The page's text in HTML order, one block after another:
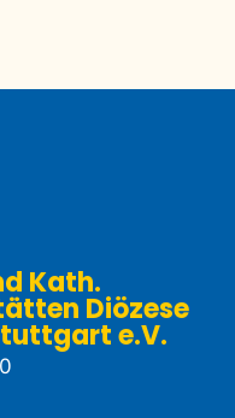
Kath.
Diözese
e.V.